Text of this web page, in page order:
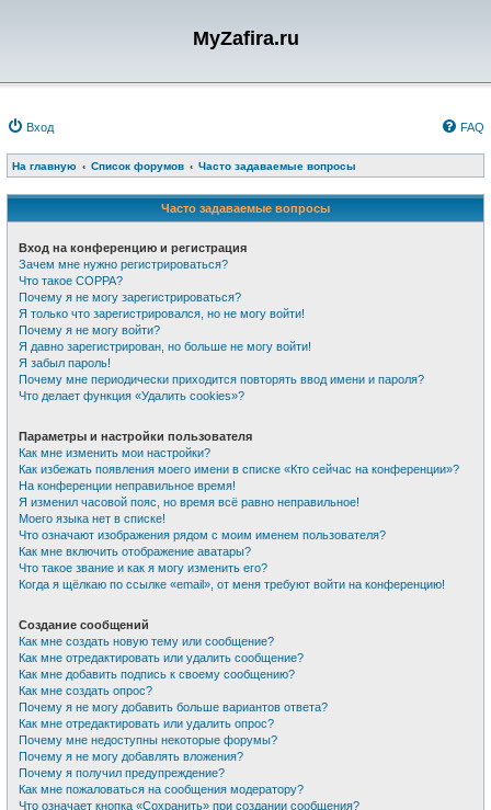
MyZafira.ru
Вход FAQ
На главную Список форумов Часто задаваемые вопросы
Часто задаваемые вопросы
Вход на конференцию и регистрация
Зачем мне нужно регистрироваться?
Что такое COPPA?
Почему я не могу зарегистрироваться?
Я только что зарегистрировался, но не могу войти!
Почему я не могу войти?
Я давно зарегистрирован, но больше не могу войти!
Я забыл пароль!
Почему мне периодически приходится повторять ввод имени и пароля?
Что делает функция «Удалить cookies»?
Параметры и настройки пользователя
Как мне изменить мои настройки?
Как избежать появления моего имени в списке «Кто сейчас на конференции»?
На конференции неправильное время!
Я изменил часовой пояс, но время всё равно неправильное!
Моего языка нет в списке!
Что означают изображения рядом с моим именем пользователя?
Как мне включить отображение аватары?
Что такое звание и как я могу изменить его?
Когда я щёлкаю по ссылке «email», от меня требуют войти на конференцию!
Создание сообщений
Как мне создать новую тему или сообщение?
Как мне отредактировать или удалить сообщение?
Как мне добавить подпись к своему сообщению?
Как мне создать опрос?
Почему я не могу добавить больше вариантов ответа?
Как мне отредактировать или удалить опрос?
Почему мне недоступны некоторые форумы?
Почему я не могу добавлять вложения?
Почему я получил предупреждение?
Как мне пожаловаться на сообщения модератору?
Что означает кнопка «Сохранить» при создании сообщения?